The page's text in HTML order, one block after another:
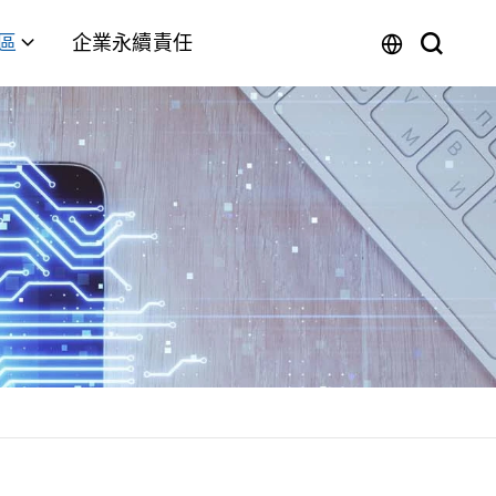
企業永續責任